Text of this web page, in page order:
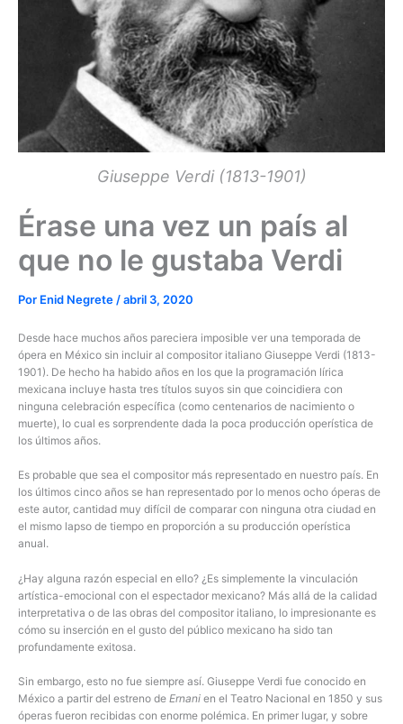
Giuseppe Verdi (1813-1901)
Érase una vez un país al
que no le gustaba Verdi
Por Enid Negrete /abril 3, 2020
Desde hace muchos años pareciera imposible ver una temporada de
ópera en México sin incluir al compositor italiano Giuseppe Verdi (1813-
1901). De hecho ha habido años en los que la programación lírica
mexicana incluye hasta tres títulos suyos sin que coincidiera con
ninguna celebración específica (como centenarios de nacimiento o
muerte), lo cual es sorprendente dada la poca producción operística de
los últimos años.
Es probable que sea el compositor más representado en nuestro país. En
los últimos cinco años se han representado por lo menos ocho óperas de
este autor, cantidad muy difícil de comparar con ninguna otra ciudad en
el mismo lapso de tiempo en proporción a su producción operística
anual.
¿Hay alguna razón especial en ello? ¿Es simplemente la vinculación
artística-emocional con el espectador mexicano? Más allá de la calidad
interpretativa o de las obras del compositor italiano, lo impresionante es
cómo su inserción en el gusto del público mexicano ha sido tan
profundamente exitosa.
Sin embargo, esto no fue siempre así. Giuseppe Verdi fue conocido en
México a partir del estreno de Ernani en el Teatro Nacional en 1850 y sus
óperas fueron recibidas con enorme polémica. En primer lugar, y sobre